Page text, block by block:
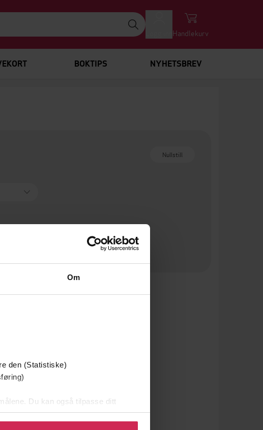
Om
den (Statistiske)
Du kan også tilpasse ditt
tilbake eller endre ditt samtykke.
Handlekurv
BOKTIPS NYHETSBREV
Nullstill